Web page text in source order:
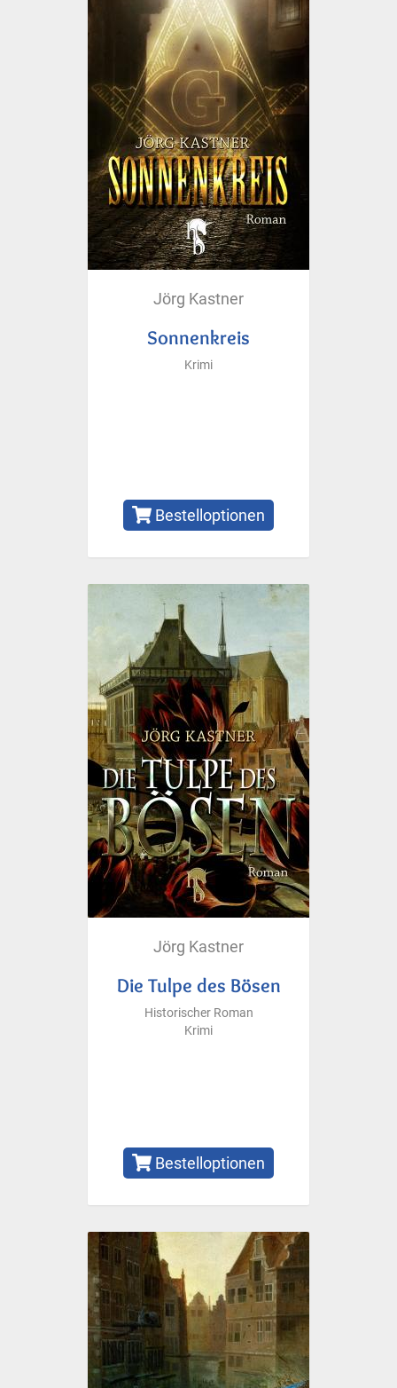
Jörg Kastner
Sonnenkreis
Krimi
Bestelloptionen
Jörg Kastner
Die Tulpe des Bösen
Historischer Roman
Krimi
Bestelloptionen